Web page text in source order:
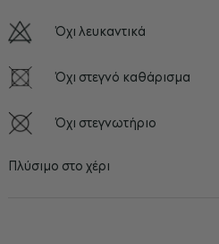
Όχι λευκαντικά
Όχι στεγνό καθάρισμα
Όχι στεγνωτήριο
Πλύσιμο στο χέρι